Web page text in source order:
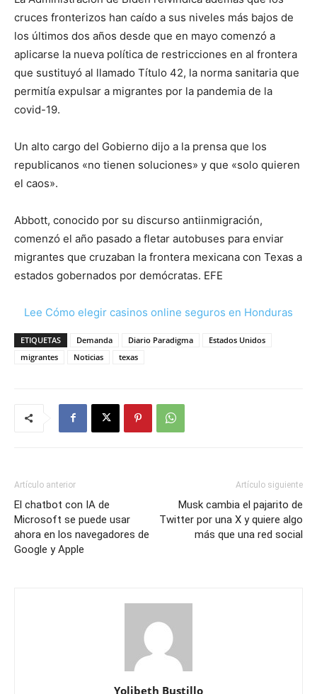
cruces fronterizos han caído a sus niveles más bajos de
los últimos dos años desde que en mayo comenzó a
aplicarse la nueva política de restricciones en al frontera
que sustituyó al llamado Título 42, la norma sanitaria que
permitía expulsar a migrantes por la pandemia de la
covid-19.
Un alto cargo del Gobierno dijo a la prensa que los
republicanos «no tienen soluciones» y que «solo quieren
el caos».
Abbott, conocido por su discurso antiinmigración,
comenzó el año pasado a fletar autobuses para enviar
migrantes que cruzaban la frontera mexicana con Texas a
estados gobernados por demócratas. EFE
Lee Cómo elegir casinos online seguros en Honduras
ETIQUETAS Demanda Diario Paradigma
Estados Unidos
migrantes
Noticias texas
Artículo anterior
El chatbot con IA de
Microsoft se puede usar
ahora en los navegadores de
Google y Apple
Artículo siguiente
Musk cambia el pajarito de
Twitter por una X y quiere algo
más que una red social
Yolibeth Bustillo